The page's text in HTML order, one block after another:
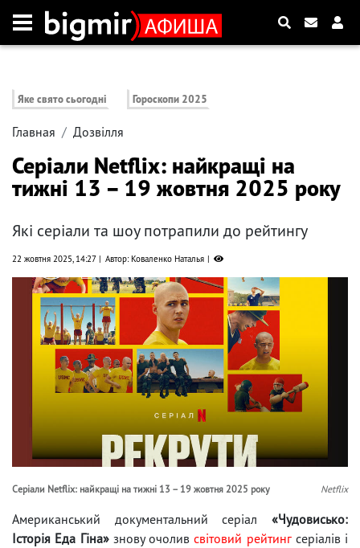
Яке свято сьогодні Гороскопи 2025
Главная Дозвілля
Серіали Netflix: найкращі на
тижні 13 – 19 жовтня 2025 року
Які серіали та шоу потрапили до рейтингу
22 жовтня 2025, 14:27 Автор: Коваленко Наталья
Серіали Netflix: найкращі на тижні 13 – 19 жовтня 2025 року Netflix
Американський документальний серіал «Чудовисько:
Історія Еда Гіна»знову очоливсвітовий рейтингсеріалів і